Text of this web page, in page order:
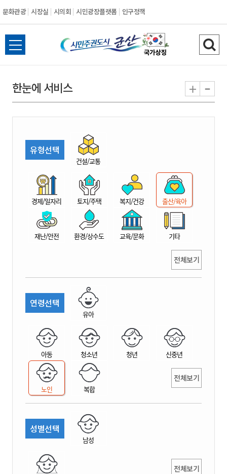
문화관광 시장실 시의회 시민광장플랫폼 인구정책
시
민
권
시
산
전
체
뉴
열
검
색
기
한눈에 서비스 + -
유형선택
건설/교통
경제/일자리 토지/주택 복지/건강 출산/육아
재난/안전 환경/상수도 교육/문화 기타
전체보기
연령선택
유아
아동 청소년 청년 신중년
노인 복합
전체보기
성별선택
남성
전체보기